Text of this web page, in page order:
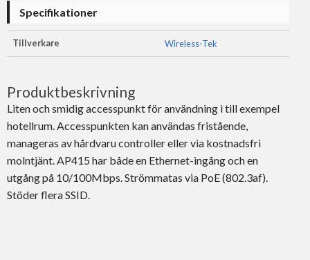
Specifikationer
Tillverkare Wireless-Tek
Produktbeskrivning
Liten och smidig accesspunkt för användning i till exempel
hotellrum. Accesspunkten kan användas fristående,
manageras av hårdvaru controller eller via kostnadsfri
molntjänt. AP415 har både en Ethernet-ingång och en
utgång på 10/100Mbps. Strömmatas via PoE (802.3af).
Stöder flera SSID.